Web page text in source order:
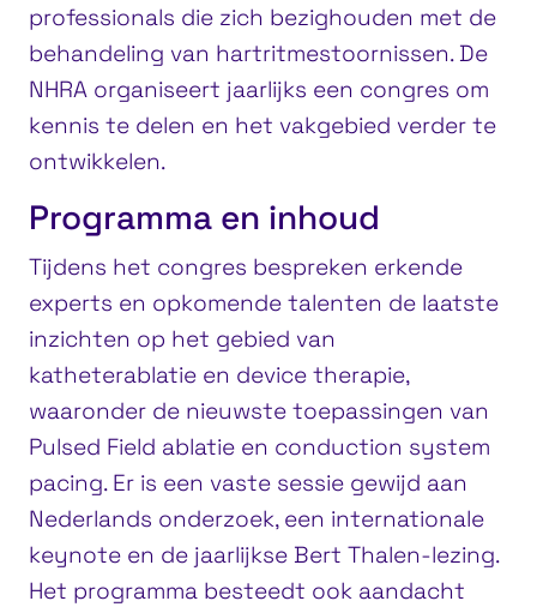
professionals die zich bezighouden met de
behandeling van hartritmestoornissen. De
NHRA organiseert jaarlijks een congres om
kennis te delen en het vakgebied verder te
ontwikkelen.
Programma en inhoud
Tijdens het congres bespreken erkende
experts en opkomende talenten de laatste
inzichten op het gebied van
katheterablatie en device therapie,
waaronder de nieuwste toepassingen van
Pulsed Field ablatie en conduction system
pacing. Er is een vaste sessie gewijd aan
Nederlands onderzoek, een internationale
keynote en de jaarlijkse Bert Thalen-lezing.
Het programma besteedt ook aandacht